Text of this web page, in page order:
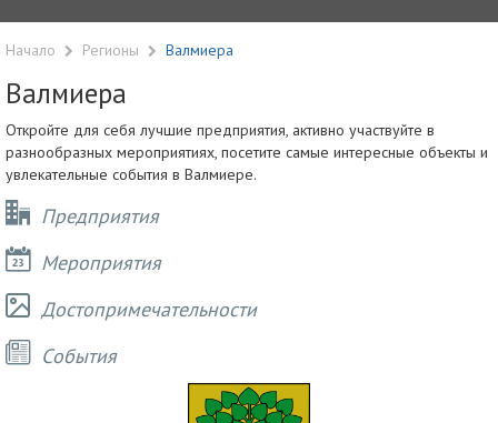
Начало Регионы Валмиера
Валмиера
Откройте для себя лучшие предприятия, активно участвуйте в
разнообразных мероприятиях, посетите самые интересные объекты и
увлекательные события в Валмиере.
Предприятия
Мероприятия
Достопримечательности
Cобытия